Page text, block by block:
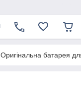
Оригінальна батарея